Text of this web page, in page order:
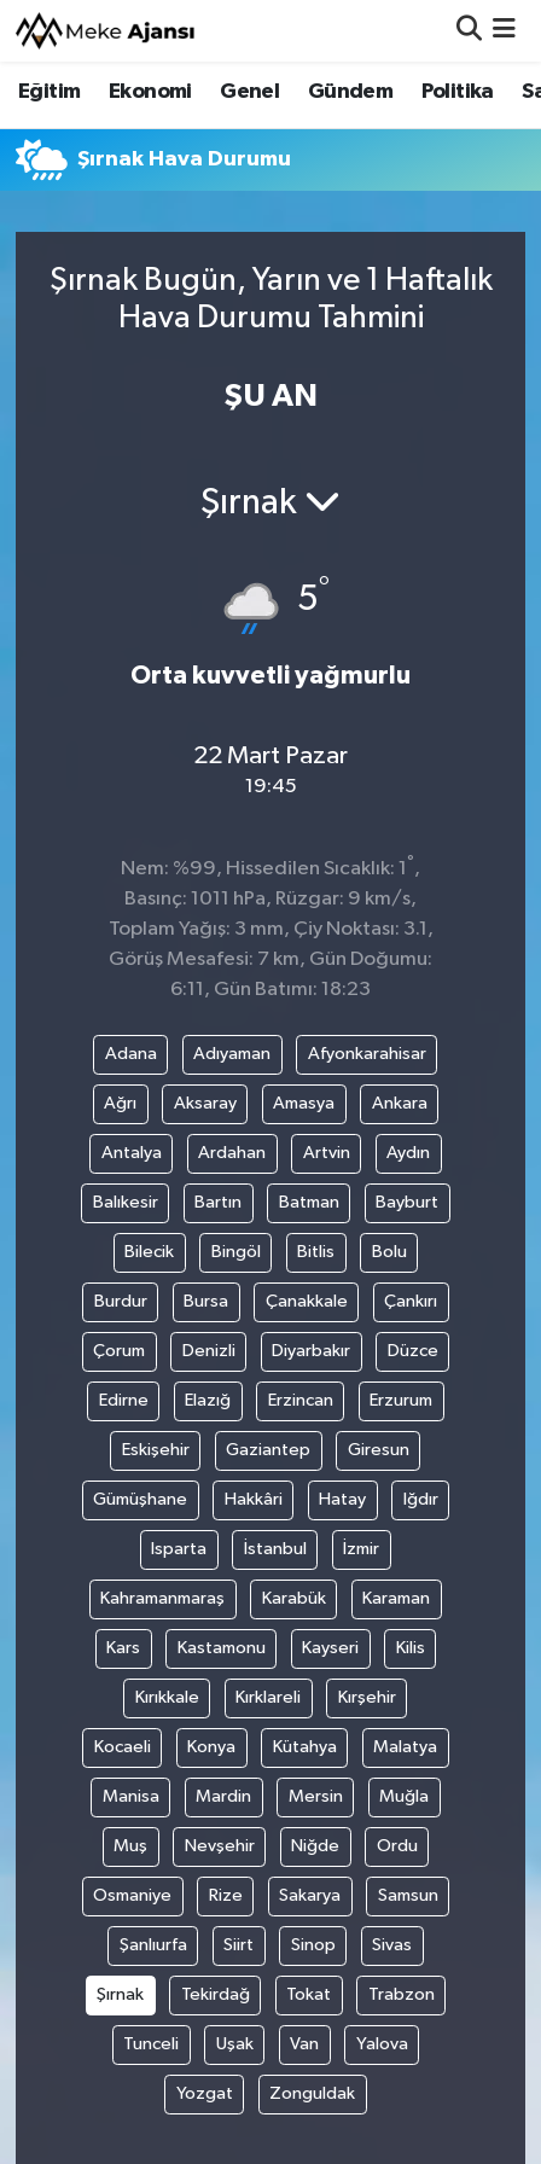
Eğitim Ekonomi Genel Gündem Politika
Şırnak Hava Durumu
Şırnak Bugün, Yarın ve 1 Haftalık
Hava Durumu Tahmini
ŞU AN
Şırnak
5°
Orta kuvvetli yağmurlu
22 Mart Pazar
19:45
Nem: %99, Hissedilen Sıcaklık: 1 ° ,
Basınç: 1011 hPa, Rüzgar: 9 km/s,
Toplam Yağış: 3 mm, Çiy Noktası: 3.1,
Görüş Mesafesi: 7 km, Gün Doğumu:
6:11, Gün Batımı: 18:23
Adana Adıyaman Afyonkarahisar
Ağrı Aksaray Amasya Ankara
Antalya Ardahan Artvin Aydın
Balıkesir Bartın Batman Bayburt
Bilecik Bingöl Bitlis Bolu
Burdur Bursa Çanakkale Çankırı
Çorum Denizli Diyarbakır Düzce
Edirne Elazığ Erzincan Erzurum
Eskişehir Gaziantep Giresun
Gümüşhane Hakkâri Hatay Iğdır
Isparta İstanbul İzmir
Kahramanmaraş Karabük Karaman
Kars Kastamonu Kayseri Kilis
Kırıkkale Kırklareli Kırşehir
Kocaeli Konya Kütahya Malatya
Manisa Mardin Mersin Muğla
Muş Nevşehir Niğde Ordu
Osmaniye Rize Sakarya Samsun
Şanlıurfa Siirt Sinop Sivas
Şırnak Tekirdağ Tokat Trabzon
Tunceli Uşak Van Yalova
Yozgat Zonguldak
Eğitim
Ekonomi
Gündem
Nöbetçi Eczaneler
Hava Durumu
Trafik Durumu